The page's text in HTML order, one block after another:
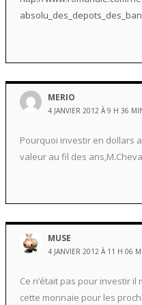
MERIO
4 JANVIER 2012 À 9 H 36
Pourquoi investir en dollars
valeur au fil des
MUSE
4 JANVIER 2012 À 11 H 06
Ce n’était pas pour investir
cette monnaie pour les